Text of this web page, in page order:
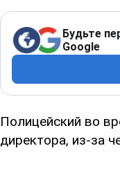
Будьте
Google
Полицейский во
директора, из-за